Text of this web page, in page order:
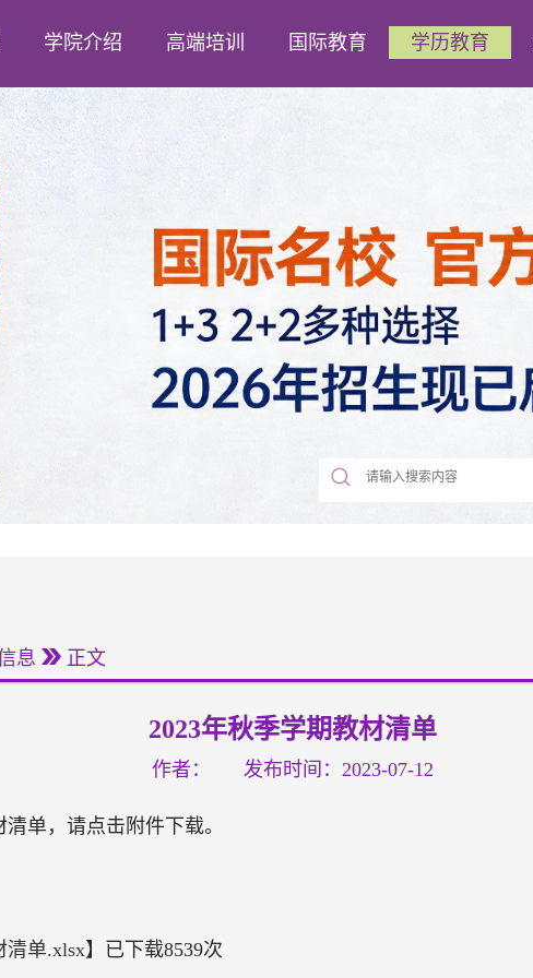
学院介绍 高端培训 国际教育 学历教育
息 正文
2023年秋季学期教材清单
作者：发布时间：2023-07-12
单，请点击附件下载。
清单.xlsx】已下载8539次